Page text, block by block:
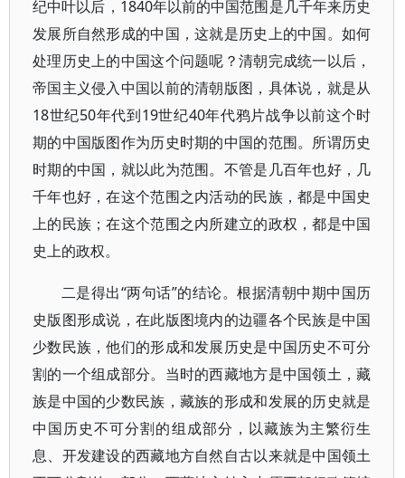
纪中叶以后，1840年以前的中国范围是几千年来历史
发展所自然形成的中国，这就是历史上的中国。如何
处理历史上的中国这个问题呢？清朝完成统一以后，
帝国主义侵入中国以前的清朝版图，具体说，就是从
18世纪50年代到19世纪40年代鸦片战争以前这个时
期的中国版图作为历史时期的中国的范围。所谓历史
时期的中国，就以此为范围。不管是几百年也好，几
千年也好，在这个范围之内活动的民族，都是中国史
上的民族；在这个范围之内所建立的政权，都是中国
史上的政权。
二是得出“两句话”的结论。根据清朝中期中国历
史版图形成说，在此版图境内的边疆各个民族是中国
少数民族，他们的形成和发展历史是中国历史不可分
割的一个组成部分。当时的西藏地方是中国领土，藏
族是中国的少数民族，藏族的形成和发展的历史就是
中国历史不可分割的组成部分，以藏族为主繁衍生
息、开发建设的西藏地方自然自古以来就是中国领土